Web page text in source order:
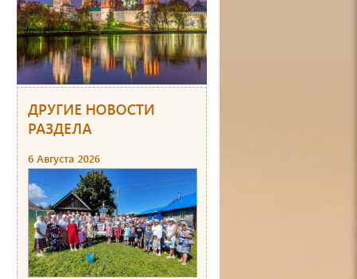
ДРУГИЕ НОВОСТИ
РАЗДЕЛА
6 Августа 2026